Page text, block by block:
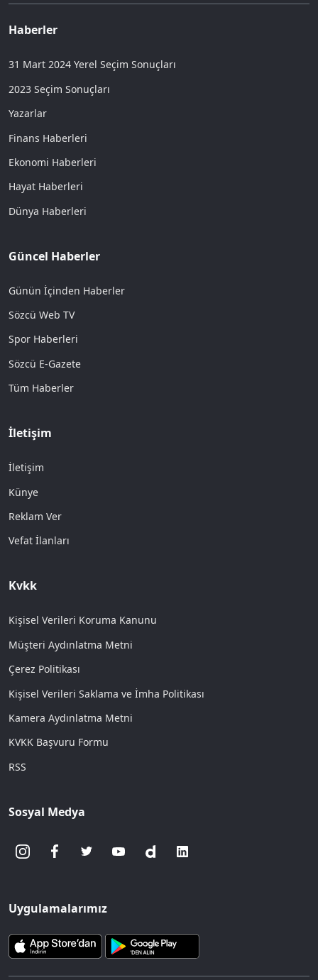
Haberler
31 Mart 2024 Yerel Seçim Sonuçları
2023 Seçim Sonuçları
Yazarlar
Finans Haberleri
Ekonomi Haberleri
Hayat Haberleri
Dünya Haberleri
Güncel Haberler
Günün İçinden Haberler
Sözcü Web TV
Spor Haberleri
Sözcü E-Gazete
Tüm Haberler
İletişim
İletişim
Künye
Reklam Ver
Vefat İlanları
Kvkk
Kişisel Verileri Koruma Kanunu
Müşteri Aydınlatma Metni
Çerez Politikası
Kişisel Verileri Saklama ve İmha Politikası
Kamera Aydınlatma Metni
KVKK Başvuru Formu
RSS
Sosyal Medya
Uygulamalarımız